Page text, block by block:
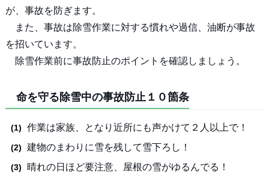
が、事故を防ぎます。
また、事故は除雪作業に対する慣れや過信、油断が事故
を招いています。
除雪作業前に事故防止のポイントを確認しましょう。
命を守る除雪中の事故防止１０箇条
作業は家族、となり近所にも声かけて２人以上で！
建物のまわりに雪を残して雪下ろし！
晴れの日ほど要注意、屋根の雪がゆるんでる！